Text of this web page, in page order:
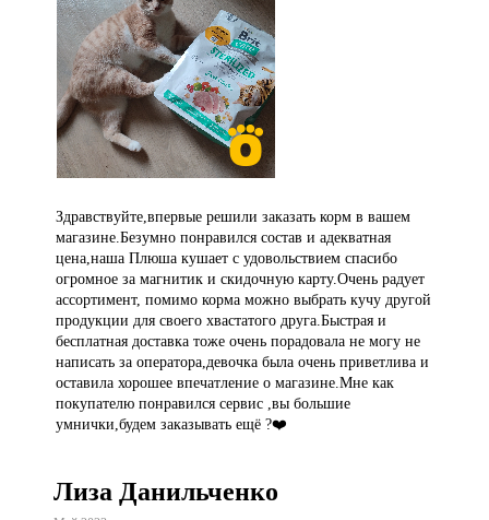
Здравствуйте,впервые решили заказать корм в вашем
магазине.Безумно понравился состав и адекватная
цена,наша Плюша кушает с удовольствием спасибо
огромное за магнитик и скидочную карту.Очень радует
ассортимент, помимо корма можно выбрать кучу другой
продукции для своего хвастатого друга.Быстрая и
бесплатная доставка тоже очень порадовала не могу не
написать за оператора,девочка была очень приветлива и
оставила хорошее впечатление о магазине.Мне как
покупателю понравился сервис ,вы большие
умнички,будем заказывать ещё ?❤️
Лиза Данильченко